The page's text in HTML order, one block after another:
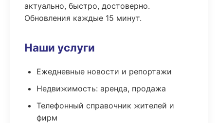
актуально, быстро, достоверно.
Обновления каждые 15 минут.
Наши услуги
Ежедневные новости и репортажи
Недвижимость: аренда, продажа
Телефонный справочник жителей и
фирм